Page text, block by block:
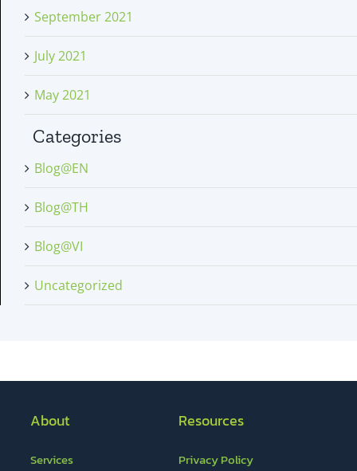
September 2021
July 2021
May 2021
Categories
Blog@EN
Blog@TH
Blog@VI
Uncategorized
About
Services
Resources
Privacy Policy